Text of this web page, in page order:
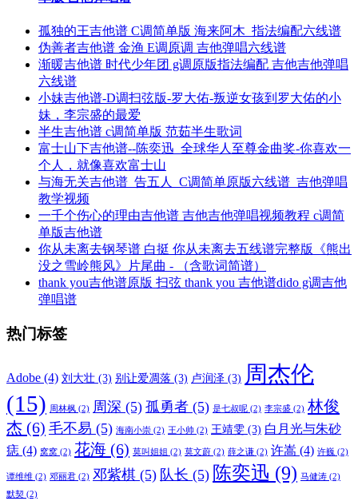
孤独的王吉他谱 C调简单版 海来阿木_指法编配六线谱
伪善者吉他谱 金渔 E调原调 吉他弹唱六线谱
渐暖吉他谱 时代少年团 g调原版指法编配 吉他吉他弹唱
六线谱
小妹吉他谱-D调扫弦版-罗大佑-叛逆女孩到罗大佑的小
妹，李宗盛的最爱
半生吉他谱 c调简单版 范茹半生歌词
富士山下吉他谱--陈奕迅_全球华人至尊金曲奖-你喜欢一
个人，就像喜欢富士山
与海无关吉他谱_告五人_C调简单原版六线谱_吉他弹唱
教学视频
一千个伤心的理由吉他谱 吉他吉他弹唱视频教程 c调简
单版吉他谱
你从未离去钢琴谱 白挺 你从未离去五线谱完整版《熊出
没之雪岭熊风》片尾曲 - （含歌词简谱）
thank you吉他谱原版 扫弦 thank you 吉他谱dido g调吉他
弹唱谱
热门标签
Adobe (4) 刘大壮 (3) 别让爱凋落 (3) 卢润泽 (3) 周杰伦
(15) 周林枫 (2) 周深 (5) 孤勇者 (5) 是七叔呢 (2) 李宗盛 (2) 林俊
杰 (6) 毛不易 (5) 海南小崇 (2) 王小帅 (2) 王靖雯 (3) 白月光与朱砂
痣 (4) 窝窝 (2) 花海 (6) 莫叫姐姐 (2) 莫文蔚 (2) 薛之谦 (2) 许嵩 (4) 许巍 (2)
谭维维 (2) 邓丽君 (2) 邓紫棋 (5) 队长 (5) 陈奕迅 (9) 马健涛 (2)
默契 (2)